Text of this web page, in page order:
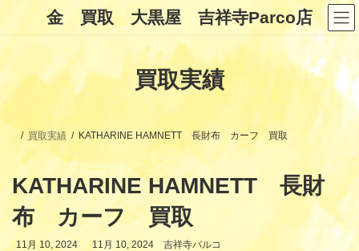
ン
キ
ッ
ー
に
移
金 買取 大黒屋 吉祥寺Parco店
買取実績
買取実績 KATHARINE HAMNETT 長財布 カーフ 買取
KATHARINE HAMNETT 長財
布 カーフ 買取
11月 10, 2024
最
11月 10, 2024 吉祥寺パルコ